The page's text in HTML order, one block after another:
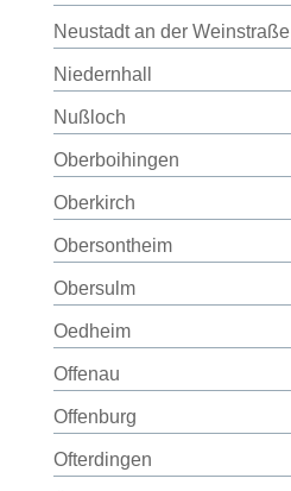
Neustadt an der Weinstraße
Niedernhall
Nußloch
Oberboihingen
Oberkirch
Obersontheim
Obersulm
Oedheim
Offenau
Offenburg
Ofterdingen